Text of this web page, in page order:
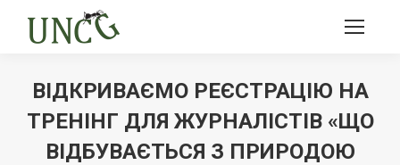
ВІДКРИВАЄМО РЕЄСТРАЦІЮ НА
ТРЕНІНГ ДЛЯ ЖУРНАЛІСТІВ «ЩО
ВІДБУВАЄТЬСЯ З ПРИРОДОЮ